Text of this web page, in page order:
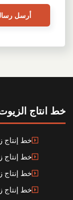
خط انتاج الزيوت
خط
خط إنتاج
خط
خط إنتاج